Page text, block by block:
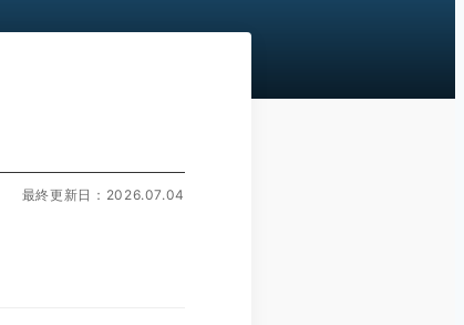
最終更新日：2026.07.04